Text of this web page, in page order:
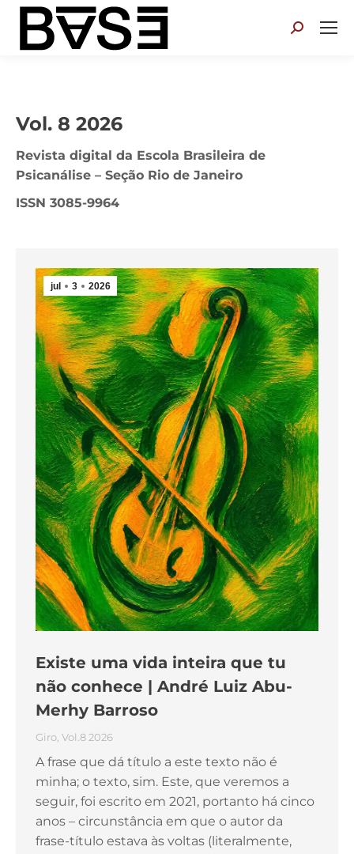
Search:
Vol. 8 2026
Revista digital da Escola Brasileira de
Psicanálise – Seção Rio de Janeiro
ISSN 3085-9964
jul 3 2026
Existe uma vida inteira que tu
não conhece | André Luiz Abu-
Merhy Barroso
Giro Vol.8 2026
A frase que dá título a este texto não é
minha; o texto, sim. Este, que veremos a
seguir, foi escrito em 2021, portanto há cinco
anos – circunstância em que o autor da
frase-título estava às voltas (literalmente,